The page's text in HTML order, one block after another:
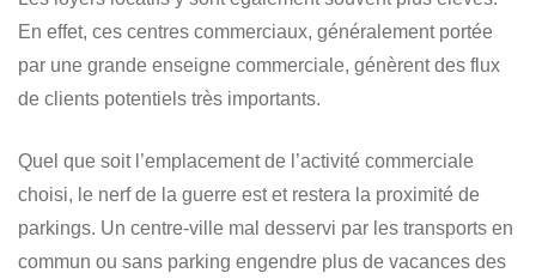
En effet, ces centres commerciaux, généralement portée
par une grande enseigne commerciale, génèrent des flux
de clients potentiels très importants.
Quel que soit l’emplacement de l’activité commerciale
choisi, le nerf de la guerre est et restera la proximité de
parkings. Un centre-ville mal desservi par les transports en
commun ou sans parking engendre plus de vacances des